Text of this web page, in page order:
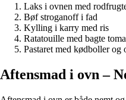
Laks i ovnen med
Bøf stroganoff i fad
Kylling i karry med ris
Ratatouille med bagte
Pastaret med kødboller og
Aftensmad i ovn –